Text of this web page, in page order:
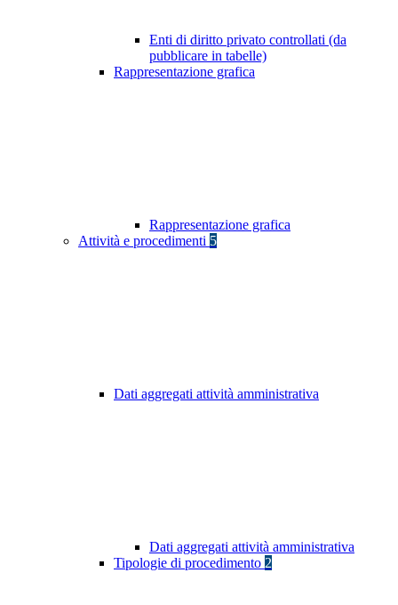
Enti di diritto privato controllati (da
pubblicare in tabelle)
Rappresentazione grafica
Rappresentazione grafica
Attività e procedimenti 5
Dati aggregati attività amministrativa
Dati aggregati attività amministrativa
Tipologie di procedimento 2